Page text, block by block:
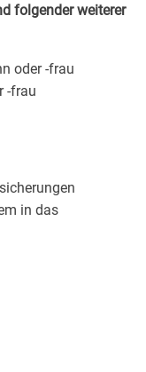
folgender weiterer
oder -frau
-frau
in das